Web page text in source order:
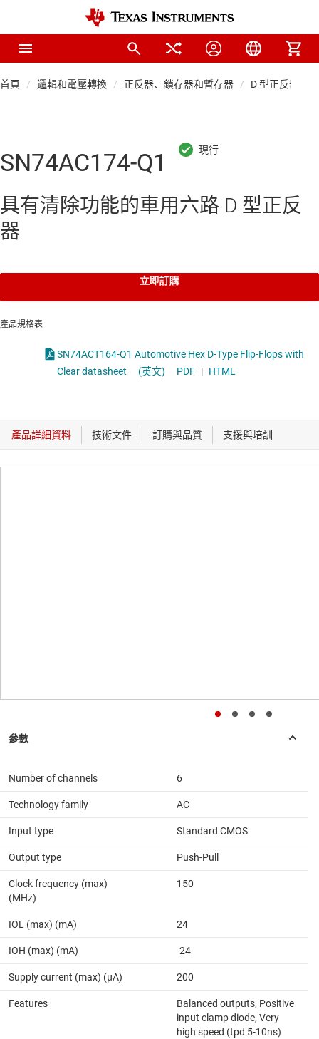
首頁 邏輯和電壓轉換 正反器、鎖存器和暫存器 D 型正反器
SN74AC174-Q1
具有清除功能的車用六路 D 型正反
器
立即訂購
產品規格表
SN74ACT164-Q1 Automotive Hex D-Type Flip-Flops with
Clear datasheet
(英文) PDF | HTML
Number of channels 6
Technology family AC
Input type Standard CMOS
Output type Push-Pull
Clock frequency (max)
(MHz)
150
IOL (max) (mA) 24
IOH (max) (mA) -24
Supply current (max) (µA) 200
Features
Balanced outputs, Positive
input clamp diode, Very
high speed (tpd 5-10ns)